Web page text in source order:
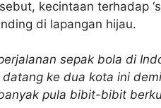
kecintaan terhadap
di lapangan hijau.
sepak bola di
ke dua kota ini
pula bibit-bibit